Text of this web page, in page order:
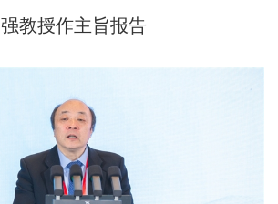
强教授作主旨报告